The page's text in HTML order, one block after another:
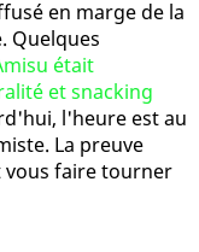
en marge de la
Quelques
était
et snacking
l'heure est au
La preuve
vous faire tourner